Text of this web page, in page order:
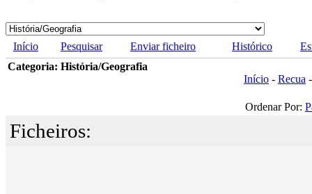
Início Pesquisar Enviar ficheiro Histórico
Categoria: História/Geografia
Início - Recua
Ordenar Por:
Ficheiros: